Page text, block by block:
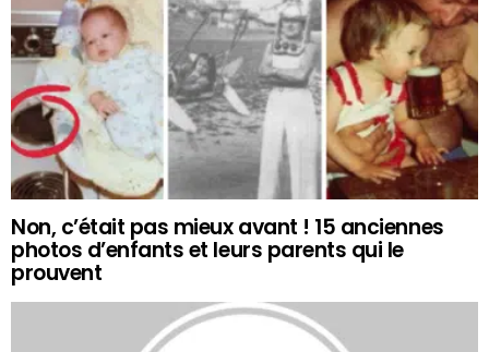
Non, c’était pas mieux avant ! 15 anciennes
photos d’enfants et leurs parents qui le
prouvent